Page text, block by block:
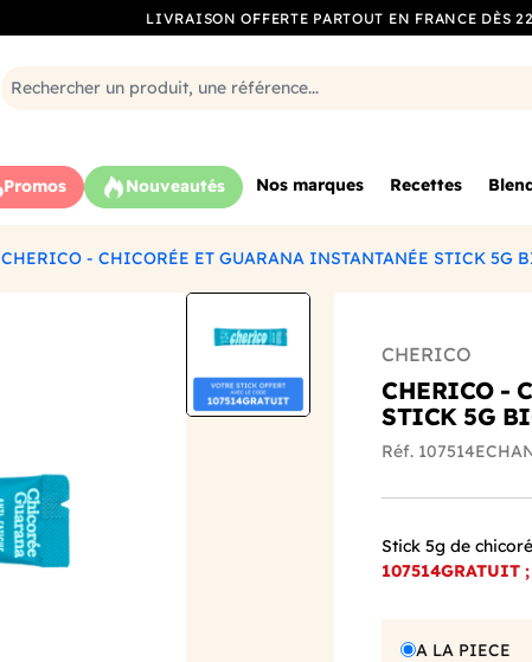
LIVRAISON OFFERTE PARTOUT EN FRANCE DÈS
Promos Nouveautés Nos marques Recettes
CHERICO - CHICORÉE ET GUARANA INSTANTANÉE STICK 5G
CHERICO
CHERICO -
STICK 5G
Réf.
Stick 5g de
A LA PIECE